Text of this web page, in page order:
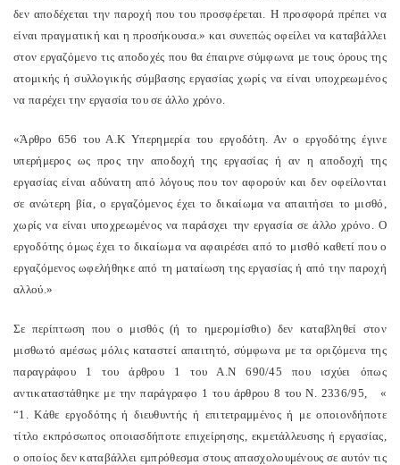
δεν αποδέχεται την παροχή που του προσφέρεται. Η προσφορά πρέπει να
είναι πραγματική και η προσήκουσα.» και συνεπώς οφείλει να καταβάλλει
στον εργαζόμενο τις αποδοχές που θα έπαιρνε σύμφωνα με τους όρους της
ατομικής ή συλλογικής σύμβασης εργασίας χωρίς να είναι υποχρεωμένος
να παρέχει την εργασία του σε άλλο χρόνο.
«Άρθρο 656 του Α.Κ Υπερημερία του εργοδότη. Αν ο εργοδότης έγινε
υπερήμερος ως προς την αποδοχή της εργασίας ή αν η αποδοχή της
εργασίας είναι αδύνατη από λόγους που τον αφορούν και δεν οφείλονται
σε ανώτερη βία, ο εργαζόμενος έχει το δικαίωμα να απαιτήσει το μισθό,
χωρίς να είναι υποχρεωμένος να παράσχει την εργασία σε άλλο χρόνο. Ο
εργοδότης όμως έχει το δικαίωμα να αφαιρέσει από το μισθό καθετί που ο
εργαζόμενος ωφελήθηκε από τη ματαίωση της εργασίας ή από την παροχή
αλλού.»
Σε περίπτωση που ο μισθός (ή το ημερομίσθιο) δεν καταβληθεί στον
μισθωτό αμέσως μόλις καταστεί απαιτητό, σύμφωνα με τα οριζόμενα της
παραγράφου 1 του άρθρου 1 του Α.Ν 690/45 που ισχύει όπως
αντικαταστάθηκε με την παράγραφο 1 του άρθρου 8 του Ν. 2336/95, «
“1. Κάθε εργοδότης ή διευθυντής ή επιτετραμμένος ή με οποιονδήποτε
τίτλο εκπρόσωπος οποιασδήποτε επιχείρησης, εκμετάλλευσης ή εργασίας,
ο οποίος δεν καταβάλλει εμπρόθεσμα στους απασχολουμένους σε αυτόν τις